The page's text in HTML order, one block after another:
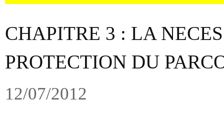
CHAPITRE 3 : LA
PROTECTION DU
12/07/2012